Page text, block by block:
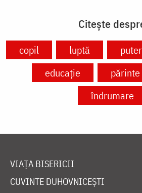
Citește
copil luptă
educație
îndrumare
VIAȚA BISERICII
CUVINTE DUHOVNICEȘTI